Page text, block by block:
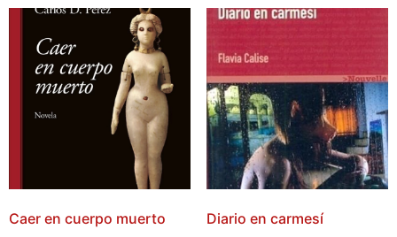
Caer en cuerpo muerto Diario en carmesí